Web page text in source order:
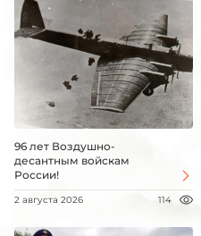
96 лет Воздушно-
десантным войскам
России!
2 августа 2026 114